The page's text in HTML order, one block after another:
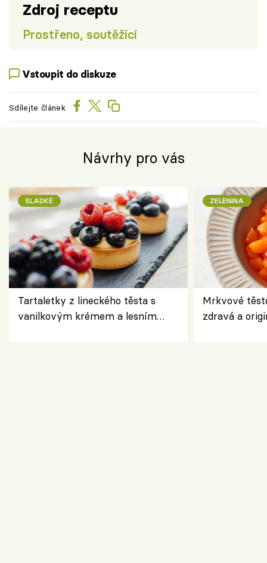
Zdroj receptu
Prostřeno, soutěžící
Vstoupit do diskuze
Sdílejte článek
Návrhy pro vás
SLADKÉ
Tartaletky z lineckého těsta s
vanilkovým krémem a lesním
ZELENINA
Mrkvové
zdravá a